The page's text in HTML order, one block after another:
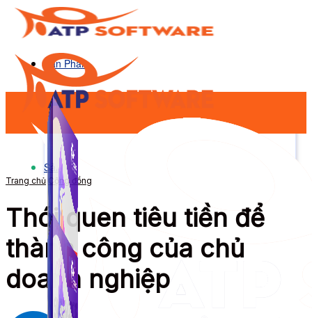
Sản Phẩm
Sản Phẩm
Trang chủ Cộng đồng
Thói quen tiêu tiền để
thành công của chủ
doanh nghiệp